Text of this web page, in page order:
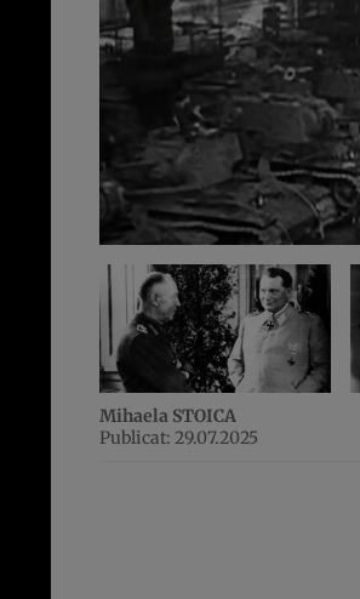
Mihaela STOICA
Publicat: 29.07.2025